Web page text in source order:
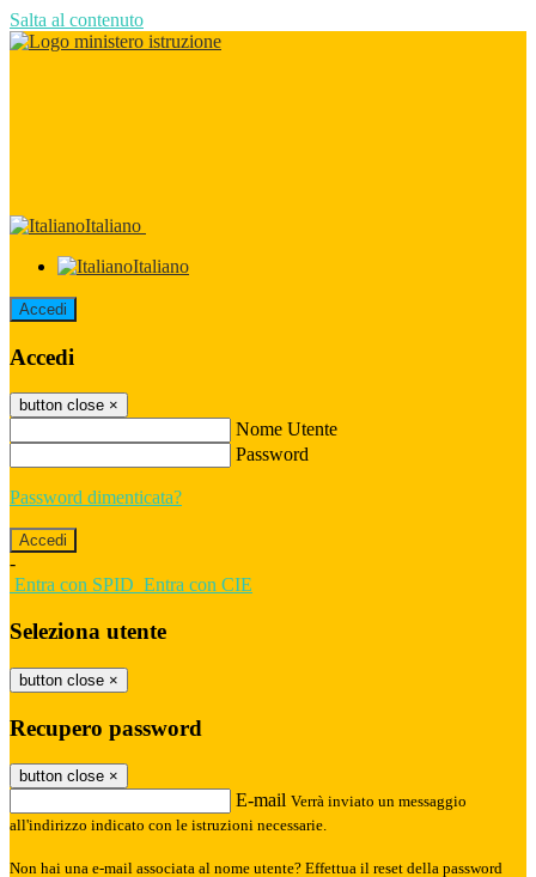
Salta al contenuto
Italiano
Italiano
Accedi
Accedi
button close ×
Nome Utente
Password
Password dimenticata?
-
Entra con SPID Entra con CIE
Seleziona utente
button close ×
Recupero password
button close ×
E-mail Verrà inviato un messaggio
all'indirizzo indicato con le istruzioni necessarie.
Non hai una e-mail associata al nome utente? Effettua il reset della password